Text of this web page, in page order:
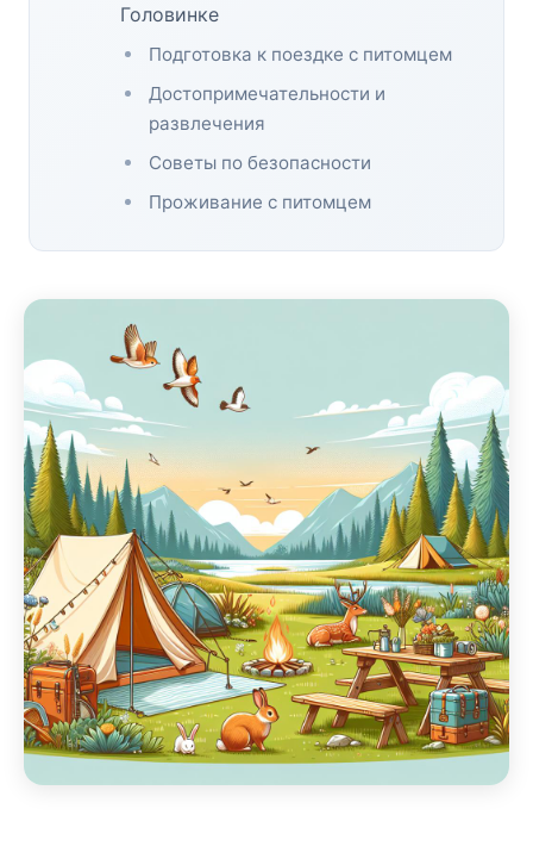
Головинке
Подготовка к поездке с питомцем
Достопримечательности и
развлечения
Советы по безопасности
Проживание с питомцем